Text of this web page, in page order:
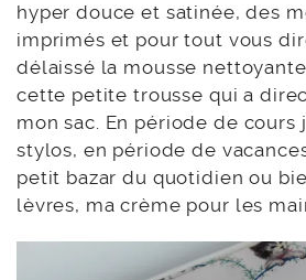
hyper douce et satinée, des
imprimés et pour tout vous
délaissé la mousse
cette petite trousse qui a
mon sac. En période de cours
stylos, en période de
petit bazar du quotidien ou
lèvres, ma crème pour les